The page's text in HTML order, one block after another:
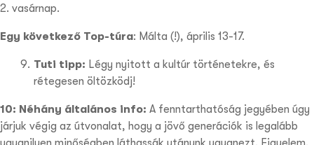
2. vasárnap.
Egy következő Top-túra: Málta (!), április 13-17.
Tuti tipp: Légy nyitott a kultúr történetekre, és
rétegesen öltözködj!
10: Néhány általános info: A fenntarthatóság jegyében úgy
járjuk végig az útvonalat, hogy a jövő generációk is legalább